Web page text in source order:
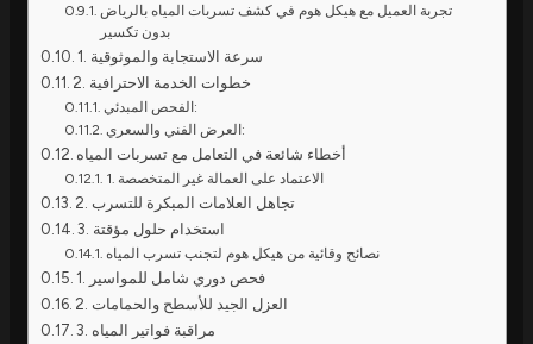
تجربة العميل مع هيكل هوم في كشف تسربات المياه بالرياض
بدون تكسير
1. سرعة الاستجابة والموثوقية
2. خطوات الخدمة الاحترافية
الفحص المبدئي:
العرض الفني والسعري:
أخطاء شائعة في التعامل مع تسربات المياه
1. الاعتماد على العمالة غير المتخصصة
2. تجاهل العلامات المبكرة للتسرب
3. استخدام حلول مؤقتة
نصائح وقائية من هيكل هوم لتجنب تسرب المياه
1. فحص دوري شامل للمواسير
2. العزل الجيد للأسطح والحمامات
3. مراقبة فواتير المياه